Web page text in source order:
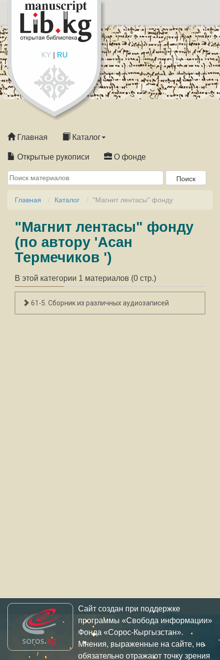
KY| RU
Главная Каталог
Открытые рукописи О фонде
Главная Каталог "Магнит лентасы" фонду
"Магнит лентасы" фонду
(по автору 'Асан
Термечиков ')
В этой категории 1 материалов (0 стр.)
61-5. Сборник из различных аудиозаписей
Сайт создан при поддержке
программы «Свобода информации»
Фонда «Сорос-Кыргызстан».
Мнения, выраженные на сайте, не
обязательно отражают точку зрения